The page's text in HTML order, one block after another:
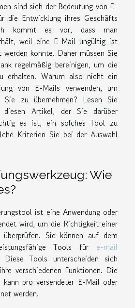
sind sich der Bedeutung von E-
die Entwicklung ihres Geschäfts
kommt es vor, dass man
weil eine E-Mail ungültig ist
konnte. Daher müssen Sie
regelmäßig bereinigen, um die
erhalten. Warum also nicht ein
von E-Mails verwenden, um
zu übernehmen? Lesen Sie
diesen Artikel, der Sie darüber
es ist, ein solches Tool zu
Kriterien Sie bei der Auswahl
Wie
ist eine Anwendung oder
wird, um die Richtigkeit einer
überprüfen. Sie können auf dem
Tools für e-mail
Diese Tools unterscheiden sich
verschiedenen Funktionen. Die
pro versendeter E-Mail oder
werden.